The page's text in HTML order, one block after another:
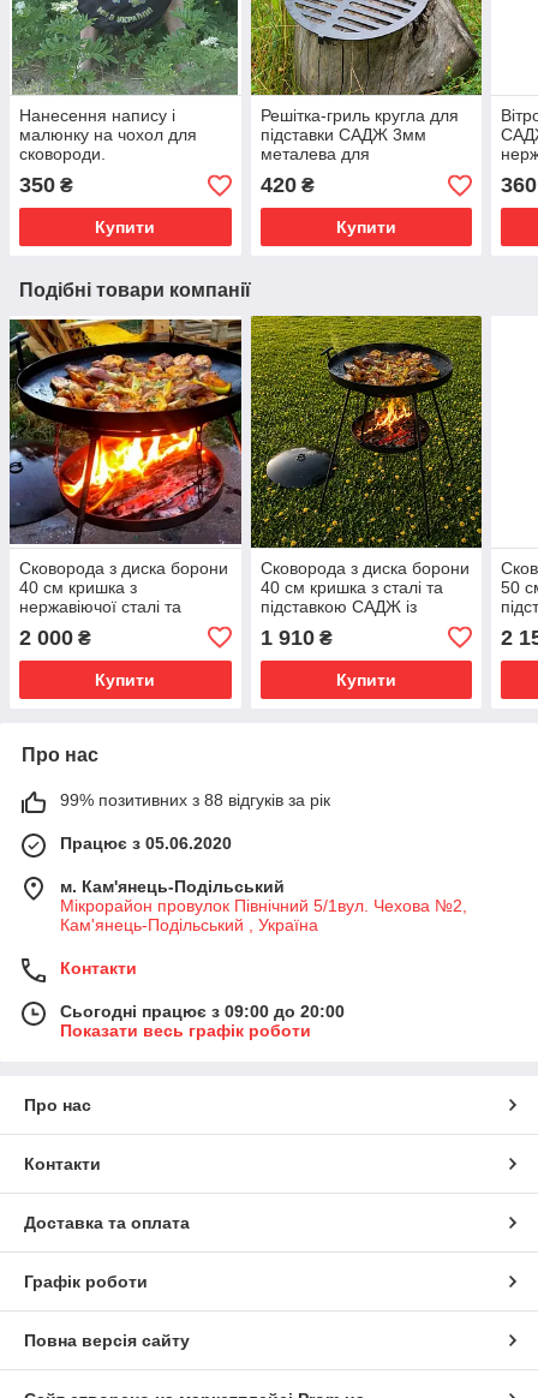
Нанесення напису і
малюнку на чохол для
сковороди.
350 ₴
Купити
Решітка-гриль кругла для
підставки САДЖ 3мм
металева для
420₴
Купити
360
Подібні товари компанії
Сковорода з диска борони
40 см кришка з
нержавіючої сталі та
цільними ніжками
2 000 ₴
Купити
Сковорода з диска борони
40 см кришка з сталі та
підставкою САДЖ із
1 910₴
Купити
50
2
Про нас
99% позитивних з 88 відгуків за рік
Працює з 05.06.2020
м. Кам'янець-Подільський
Мікрорайон провулок Північний 5/1вул. Чехова №2,
Кам'янець-Подільський , Україна
Контакти
Сьогодні працює з 09:00 до 20:00
Показати весь графік роботи
Про нас
Контакти
Доставка та оплата
Графік роботи
Повна версія сайту